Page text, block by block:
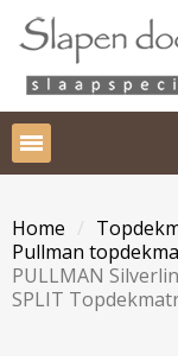
Home
Pullman
PULLMAN
SPLIT